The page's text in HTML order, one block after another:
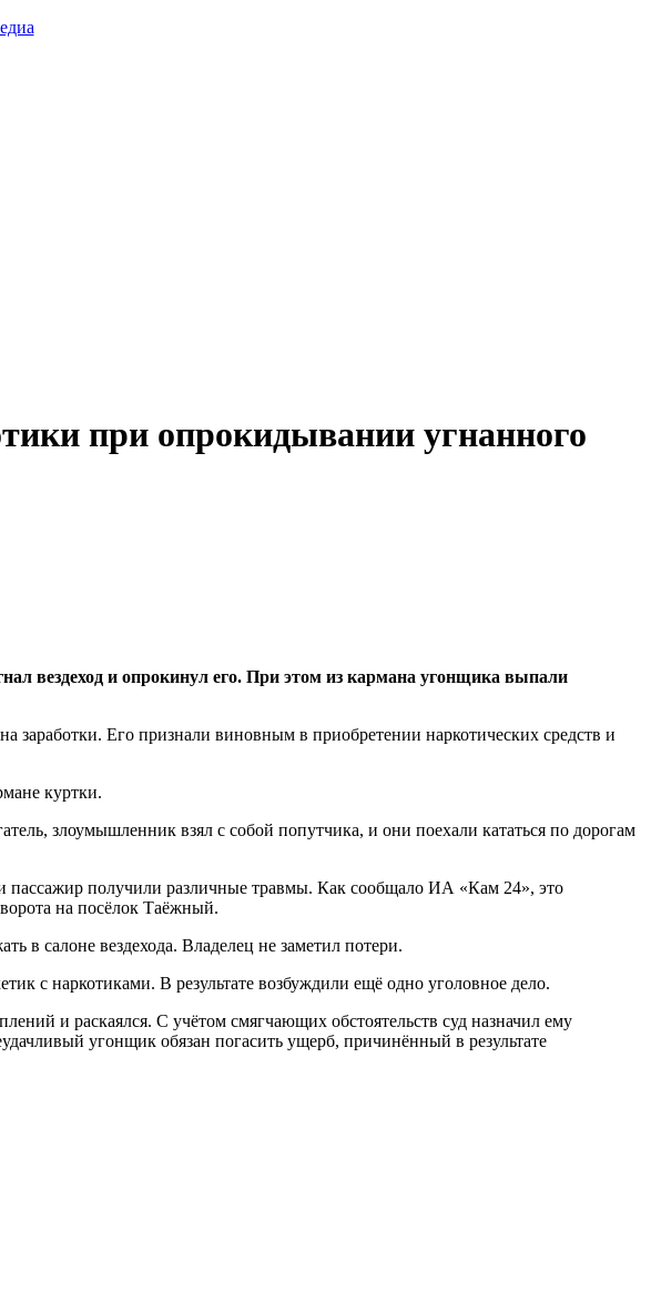
при опрокидывании угнанного
вездеход и опрокинул его. При этом из кармана угонщика выпали
Его признали виновным в приобретении наркотических средств и
куртки.
злоумышленник взял с собой попутчика, и они поехали кататься по дорогам
пассажир получили различные травмы. Как сообщало ИА «Кам 24», это
на посёлок Таёжный.
в салоне вездехода. Владелец не заметил потери.
с наркотиками. В результате возбуждили ещё одно уголовное дело.
и раскаялся. С учётом смягчающих обстоятельств суд назначил ему
угонщик обязан погасить ущерб, причинённый в результате